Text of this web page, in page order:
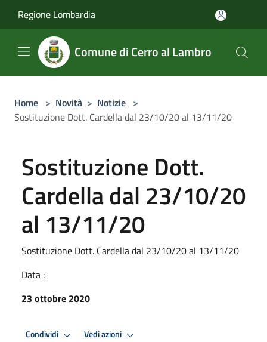
Regione Lombardia
Comune di Cerro al Lambro
Home > Novità > Notizie >
Sostituzione Dott. Cardella dal 23/10/20 al 13/11/20
Sostituzione Dott.
Cardella dal 23/10/20
al 13/11/20
Sostituzione Dott. Cardella dal 23/10/20 al 13/11/20
Data :
23 ottobre 2020
Condividi Vedi azioni